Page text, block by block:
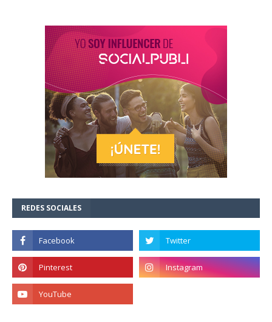
REDES SOCIALES